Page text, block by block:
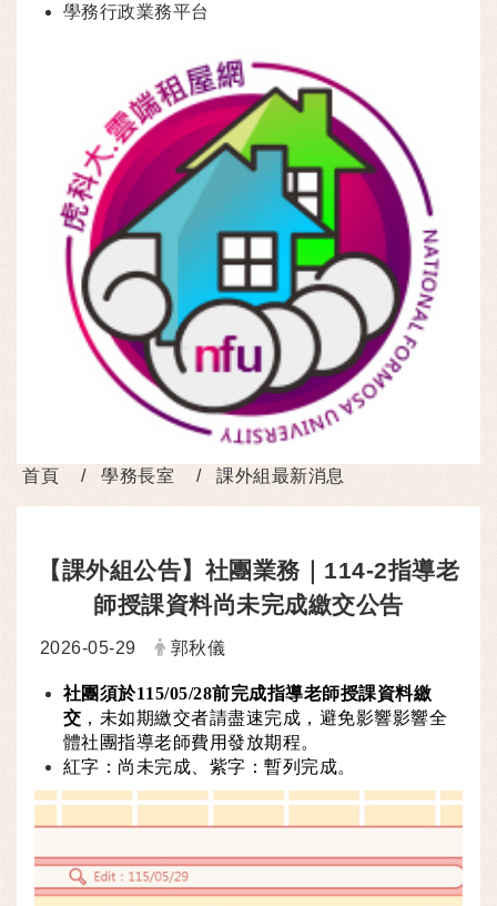
學務行政業務平台
首頁 學務長室 課外組最新消息
【課外組公告】社團業務｜114-2指導老
師授課資料尚未完成繳交公告
日期：
2026-05-29 發布者：
郭秋儀
社團須於115/05/28前完成指導老師授課資料繳
交 ，未如期繳交者請盡速完成，避免影響影響全
體社團指導老師費用發放期程。
紅字：尚未完成、紫字：暫列完成。